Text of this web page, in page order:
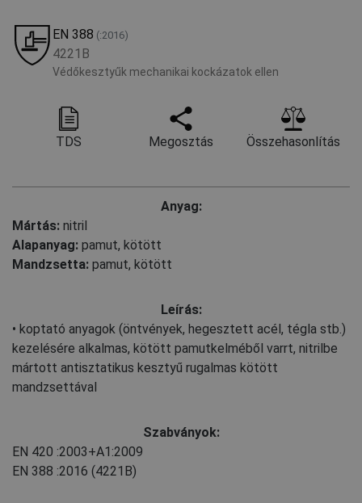
EN 388 (:2016)
4221B
Védőkesztyűk mechanikai kockázatok ellen
TDS Megosztás Összehasonlítás
Anyag:
Mártás: nitril
Alapanyag: pamut, kötött
Mandzsetta: pamut, kötött
Leírás:
• koptató anyagok (öntvények, hegesztett acél, tégla stb.)
kezelésére alkalmas, kötött pamutkelméből varrt, nitrilbe
mártott antisztatikus kesztyű rugalmas kötött
mandzsettával
Szabványok:
EN 420 :2003+A1:2009
EN 388 :2016 (4221B)